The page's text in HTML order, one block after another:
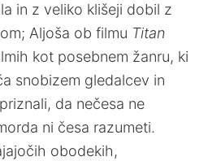
in z veliko klišeji dobil z
Aljoša ob filmu Titan
kot posebnem žanru, ki
snobizem gledalcev in
da nečesa ne
ni česa razumeti.
obodekih,